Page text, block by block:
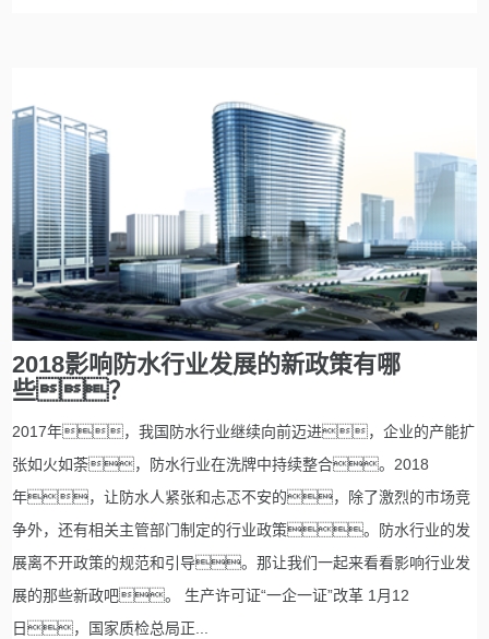
2018影响防水行业发展的新政策有哪
些？
2017年，我国防水行业继续向前迈进，企业的产能扩
张如火如荼，防水行业在洗牌中持续整合。2018
年，让防水人紧张和忐忑不安的，除了激烈的市场竞
争外，还有相关主管部门制定的行业政策。防水行业的发
展离不开政策的规范和引导。那让我们一起来看看影响行业发
展的那些新政吧。 生产许可证“一企一证”改革 1月12
日，国家质检总局正...